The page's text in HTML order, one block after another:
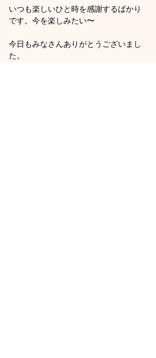
いつも楽しいひと時を感謝するばかり
です。今を楽しみたい〜
今日もみなさんありがとうございまし
た。